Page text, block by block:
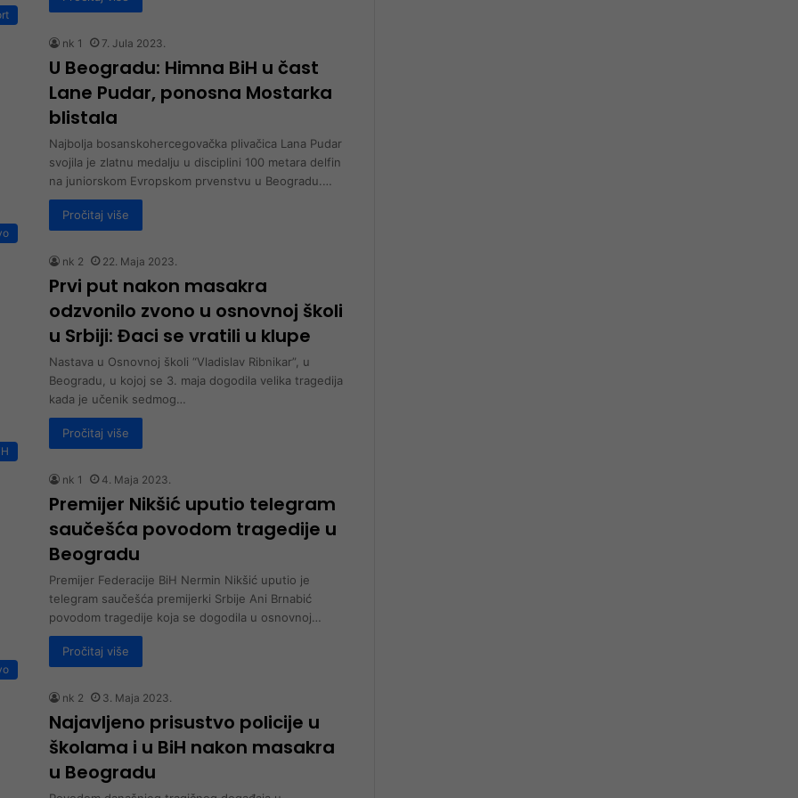
nk 1 7. Jula 2023.
U Beogradu: Himna BiH u čast
Lane Pudar, ponosna Mostarka
blistala
Najbolja bosanskohercegovačka plivačica Lana Pudar
svojila je zlatnu medalju u disciplini 100 metara delfin
na juniorskom Evropskom prvenstvu u Beogradu.…
Pročitaj više
nk 2 22. Maja 2023.
Prvi put nakon masakra
odzvonilo zvono u osnovnoj školi
u Srbiji: Đaci se vratili u klupe
Nastava u Osnovnoj školi “Vladislav Ribnikar”, u
Beogradu, u kojoj se 3. maja dogodila velika tragedija
kada je učenik sedmog…
Pročitaj više
nk 1 4. Maja 2023.
Premijer Nikšić uputio telegram
saučešća povodom tragedije u
Beogradu
Premijer Federacije BiH Nermin Nikšić uputio je
telegram saučešća premijerki Srbije Ani Brnabić
povodom tragedije koja se dogodila u osnovnoj…
Pročitaj više
nk 2 3. Maja 2023.
Najavljeno prisustvo policije u
školama i u BiH nakon masakra
u Beogradu